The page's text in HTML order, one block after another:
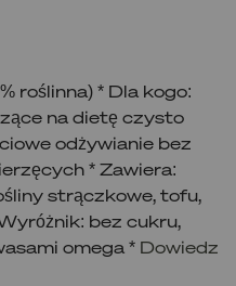
roślinna) * Dla kogo:
na dietę czysto
odżywianie bez
* Zawiera:
strączkowe, tofu,
bez cukru,
omega * Dowiedz